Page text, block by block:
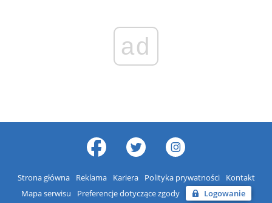
ad
Strona główna Reklama Kariera Polityka prywatności
Kontakt
Mapa serwisu
Preferencje dotyczące zgody Logowanie